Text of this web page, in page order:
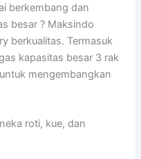
berkembang dan
besar ? Maksindo
berkualitas. Termasuk
kapasitas besar 3 rak
mengembangkan
roti, kue, dan